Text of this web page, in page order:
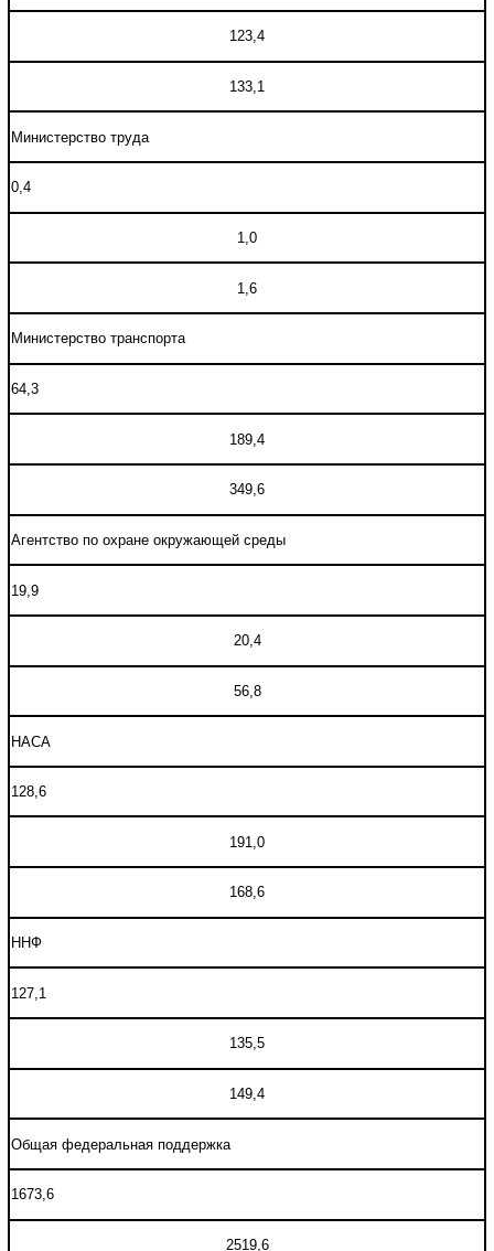
123,4
133,1
Министерство труда
0,4
1,0
1,6
Министерство транспорта
64,3
189,4
349,6
Агентство по охране окружающей среды
19,9
20,4
56,8
НАСА
128,6
191,0
168,6
ННФ
127,1
135,5
149,4
Общая федеральная поддержка
1673,6
2519,6